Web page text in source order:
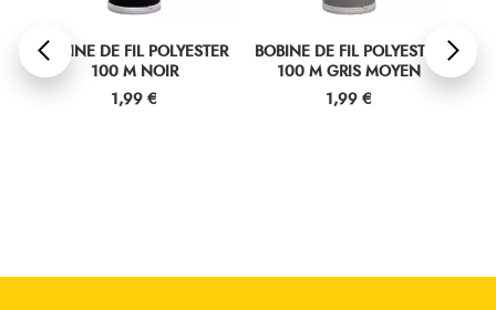
BOBINE DE FIL POLYESTER
100 M NOIR
Prix
1,99 €
BOBINE DE FIL POLYESTER
100 M GRIS MOYEN
Prix
1,99 €